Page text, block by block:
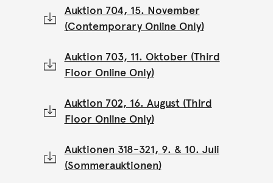
Auktion 704, 15. November
(Contemporary Online Only)
Auktion 703, 11. Oktober (Third
Floor Online Only)
Auktion 702, 16. August (Third
Floor Online Only)
Auktionen 318-321, 9. & 10. Juli
(Sommerauktionen)